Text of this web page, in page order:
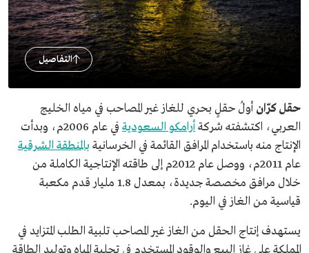
التفاصيل
حقل كرّان أولُ حقلٍ بحري للغاز غير المصاحب في مياه الخليج
العربي، اكتشفته شركة أرامكو السعودية
في عام 2006م، وبدأت
الإنتاج منه باستخدام المرافق القائمة في الخرسانية بالمنطقة الشرقية
عام 2011م، ووصل عام 2012م إلى طاقته الإنتاجية الكاملة من
خلال مرافق مخصصة جديدة، بمعدل 1.8 مليار قدم مكعبة
قياسية من الغاز في اليوم.
يستهدف إنتاج الحقل من الغاز غير المصاحب تلبية الطلب المتزايد في
المملكة على غاز البيع والوقود المستخدم في تحلية المياه وتوليد الطاقة